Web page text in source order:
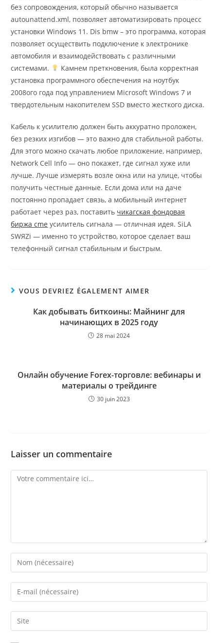
без сопровождения, который обычно называется
autounattend.xml, позволяет автоматизировать процесс
установки Windows 11. Dis bmw – это программа, которая
позволяет осуществить подключение к электронике
автомобиля и взаимодействовать с различными
системами.
Камнем преткновения, была корректная
установка программного обеспечения на ноутбук
2008ого года под управлением Microsoft Windows 7 и
твердотельным накопителем SSD вместо жесткого диска.
Кабель к усилителю должен быть аккуратно проложен,
без резких изгибов — это важно для стабильной работы.
Для этого можно скачать любое приложение, например,
Network Cell Info — оно покажет, где сигнал хуже или
лучше. Лучше измерять возле окна или на улице, чтобы
получить честные данные. Если дома или на даче
постоянно пропадает связь, а мобильный интернет
работает через раз, поставить чикагская фондовая
биржа cme усилитель сигнала — отличная идея. SiLA
SWЯZi — именно то устройство, которое сделает ваш
телефонный сигнал стабильным и быстрым.
VOUS DEVRIEZ ÉGALEMENT AIMER
Как добывать биткоины: Майнинг для
начинающих в 2025 году
28 mai 2024
Онлайн обучение Forex-торговле: вебинары и
материалы о трейдинге
30 juin 2023
Laisser un commentaire